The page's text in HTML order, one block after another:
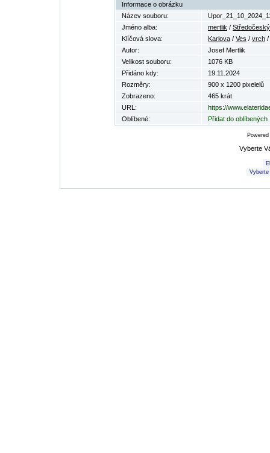
Informace o obrázku
Název souboru:
Jméno alba:
mertlik /
Klíčová slova:
Karlova / Ves / vrch /
Autor:
Josef Mertlik
Velikost souboru:
1076 KB
Přidáno kdy:
19.11.2024
Rozměry:
900 x 1200 pixelelů
Zobrazeno:
465 krát
URL:
https://
Oblíbené:
Přidat do oblíbených
Vyberte